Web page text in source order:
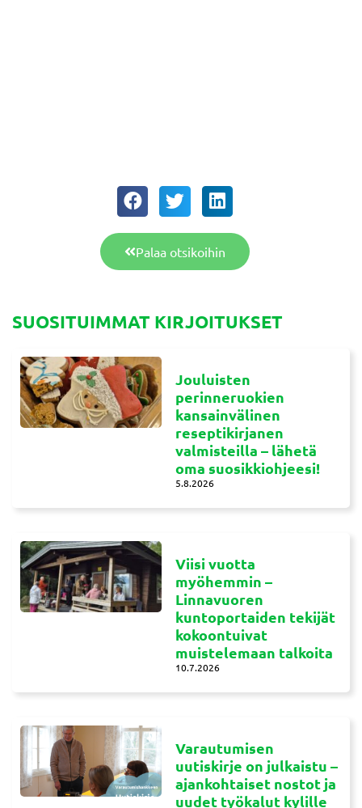
Palaa otsikoihin
SUOSITUIMMAT KIRJOITUKSET
Jouluisten
perinneruokien
kansainvälinen
reseptikirjanen
valmisteilla – lähetä
oma suosikkiohjeesi!
5.8.2026
Viisi vuotta
myöhemmin –
Linnavuoren
kuntoportaiden tekijät
kokoontuivat
muistelemaan talkoita
10.7.2026
Varautumisen
uutiskirje on julkaistu –
ajankohtaiset nostot ja
uudet työkalut kylille